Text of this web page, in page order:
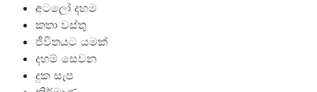
අටලෝ දහම
කතා වස්තු
ජීවිතයට යමක්
දහම් සෙවන
දුක සැප